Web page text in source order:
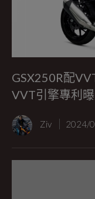
GSX250R配
VVT引擎專利曝
Ziv 2024/